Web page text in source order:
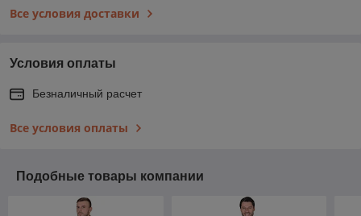
Все условия доставки
Условия оплаты
Безналичный расчет
Все условия оплаты
Подобные товары компании